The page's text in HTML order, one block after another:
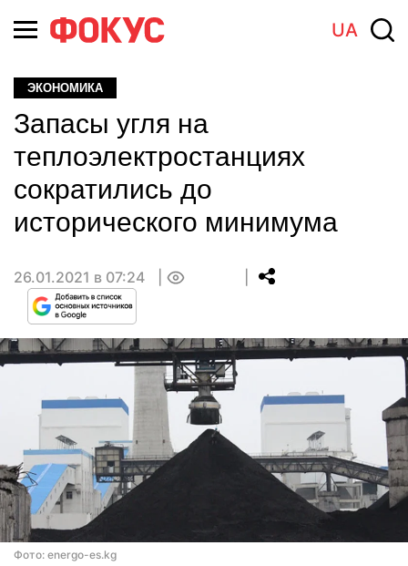
UA
ЭКОНОМИКА
Запасы угля на
теплоэлектростанциях
сократились до
исторического минимума
26.01.2021 в 07:24
Фото: energo-es.kg